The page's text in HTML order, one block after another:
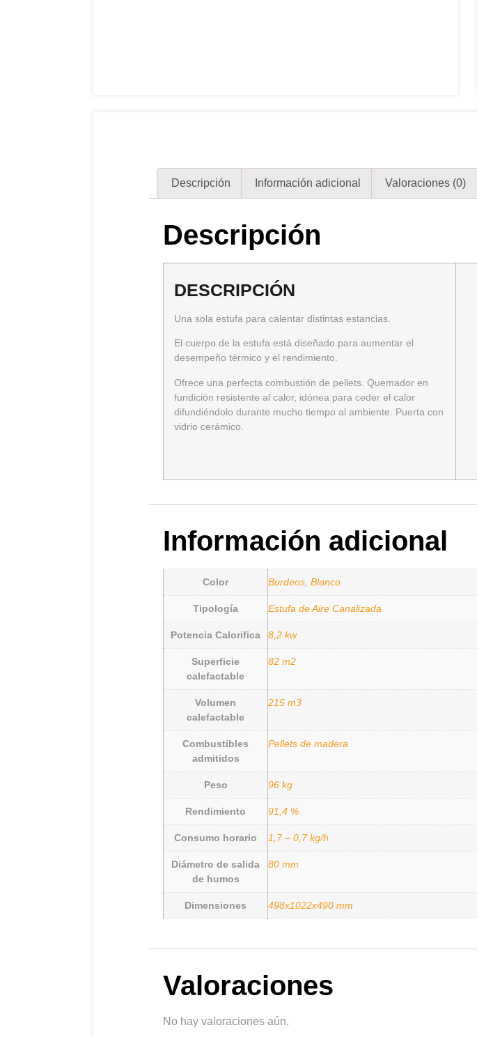
Descripción Información adicional Valoraciones (0)
Descripción
DESCRIPCIÓN
Una sola estufa para calentar distintas estancias.
El cuerpo de la estufa está diseñado para aumentar el
desempeño térmico y el rendimiento.
Ofrece una perfecta combustión de pellets. Quemador en
fundición resistente al calor, idónea para ceder el calor
difundiéndolo durante mucho tiempo al ambiente. Puerta con
vidrio cerámico.
Información adicional
Color Burdeos ,Blanco
Tipología Estufa de Aire Canalizada
Potencia Calorifica 8,2 kw
Superficie
calefactable
82 m2
Volumen
calefactable
215 m3
Combustibles
admitidos
Pellets de madera
Peso 96 kg
Rendimiento 91,4 %
Consumo horario 1,7 – 0,7 kg/h
Diámetro de salida
de humos
80 mm
Dimensiones 498x1022x490 mm
Valoraciones
No hay valoraciones aún.